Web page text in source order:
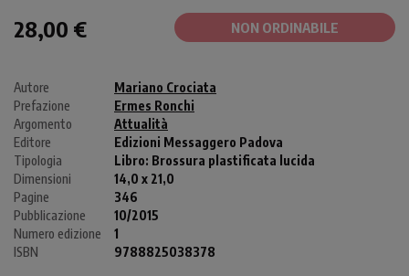
28,00 € NON ORDINABILE
Autore
Mariano Crociata
Prefazione
Ermes Ronchi
Argomento
Attualità
Editore
Edizioni Messaggero Padova
Tipologia
Libro: Brossura plastificata lucida
Dimensioni
14,0 x 21,0
Pagine
346
Pubblicazione
10/2015
Numero edizione
1
ISBN
9788825038378